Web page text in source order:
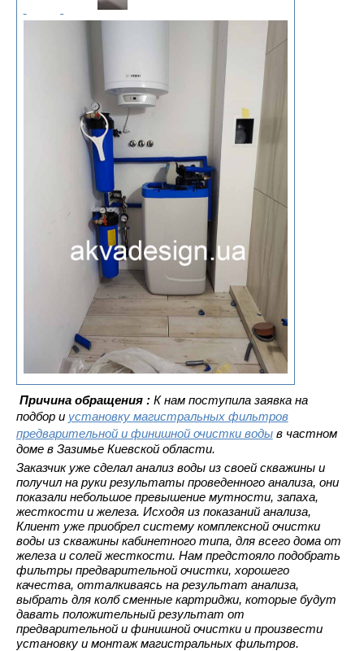
Причина обращения : К нам поступила заявка на
подбор и установку магистральных фильтров
предварительной и финишной очистки водыв частном
доме в Зазимье Киевской области.
Заказчик уже сделал анализ воды из своей скважины и
получил на руки результаты проведенного анализа, они
показали небольшое превышение мутности, запаха,
жесткости и железа. Исходя из показаний анализа,
Клиент уже приобрел систему комплексной очистки
воды из скважины кабинетного типа, для всего дома от
железа и солей жесткости. Нам предстояло подобрать
фильтры предварительной очистки, хорошего
качества, отталкиваясь на результат анализа,
выбрать для колб сменные картриджи, которые будут
давать положительный результат от
предварительной и финишной очистки и произвести
установку и монтаж магистральных фильтров.